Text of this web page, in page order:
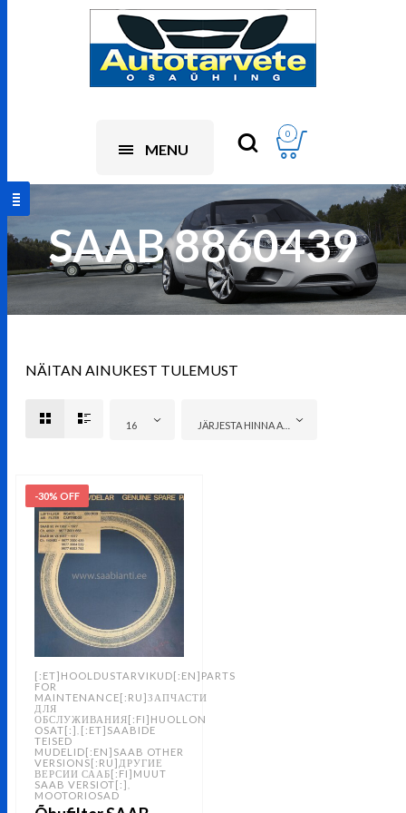
MENU
0
SAAB 8860439
NÄITAN AINUKEST TULEMUST
16 JÄRJESTA HINNA ALUSEL: ODAVAMAST KALLIMANI
-30% OFF
[:ET]HOOLDUSTARVIKUD[:EN]PARTS
FOR
MAINTENANCE[:RU]ЗАПЧАСТИ
ДЛЯ
ОБСЛУЖИВАНИЯ[:FI]HUOLLON
OSAT[:] [:ET]SAABIDE
TEISED
MUDELID[:EN]SAAB OTHER
VERSIONS[:RU]ДРУГИЕ
ВЕРСИИ СААБ[:FI]MUUT
SAAB VERSIOT[:]
MOOTORIOSAD